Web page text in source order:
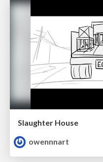
Slaughter House
owennnart